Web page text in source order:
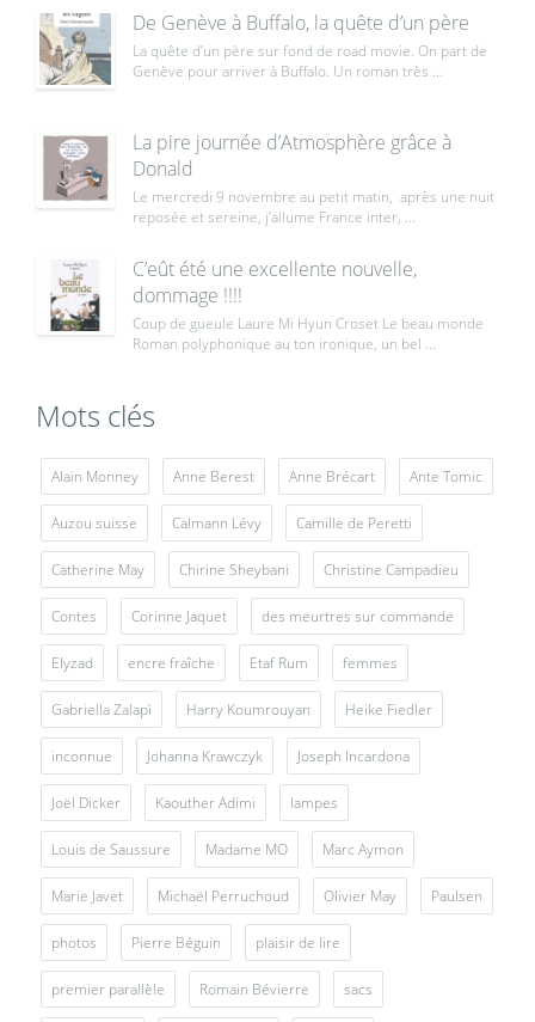
De Genève à Buffalo, la quête d’un père
La quête d’un père sur fond de road movie. On part de
Genève pour arriver à Buffalo. Un roman très ...
La pire journée d’Atmosphère grâce à
Donald
Le mercredi 9 novembre au petit matin, après une nuit
reposée et sereine, j’allume France inter, ...
C’eût été une excellente nouvelle,
dommage !!!!
Coup de gueule Laure Mi Hyun Croset Le beau monde
Roman polyphonique au ton ironique, un bel ...
Mots clés
Alain Monney Anne Berest Anne Brécart Ante Tomic
Auzou suisse Calmann Lévy Camille de Peretti
Catherine May Chirine Sheybani Christine Campadieu
Contes Corinne Jaquet des meurtres sur commande
Elyzad encre fraîche Etaf Rum femmes
Gabriella Zalapì Harry Koumrouyan Heike Fiedler
inconnue Johanna Krawczyk Joseph Incardona
Joël Dicker Kaouther Adimi lampes
Louis de Saussure Madame MO Marc Aymon
Marie Javet Michaël Perruchoud Olivier May Paulsen
photos Pierre Béguin plaisir de lire
premier parallèle Romain Bévierre sacs